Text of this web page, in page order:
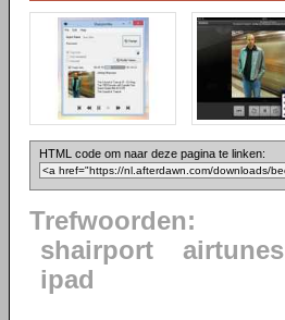
HTML code om naar deze pagina te linken:
Trefwoorden:
shairport
airtunes
ipad